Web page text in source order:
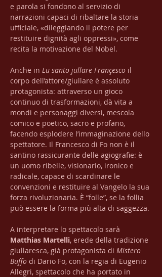
e parola si fondono al servizio di
narrazioni capaci di ribaltare la storia
ufficiale, «dileggiando il potere per
restituire dignità agli oppressi», come
recita la motivazione del Nobel.
Anche in Lu santo jullare Françesco il
corpo dell’attore/giullare è assoluto
protagonista: attraverso un gioco
continuo di trasformazioni, dà vita a
mondi e personaggi diversi, mescola
comico e poetico, sacro e profano,
facendo esplodere l’immaginazione dello
spettatore. Il Francesco di Fo non è il
santino rassicurante delle agiografie: è
un uomo ribelle, visionario, ironico e
radicale, capace di scardinare le
convenzioni e restituire al Vangelo la sua
forza rivoluzionaria. È “folle”, se la follia
può essere la forma più alta di saggezza.
A interpretare lo spettacolo sarà
Matthias Martelli, erede della tradizione
giullaresca, già protagonista di Mistero
Buffo di Dario Fo, con la regia di Eugenio
Allegri, spettacolo che ha portato in